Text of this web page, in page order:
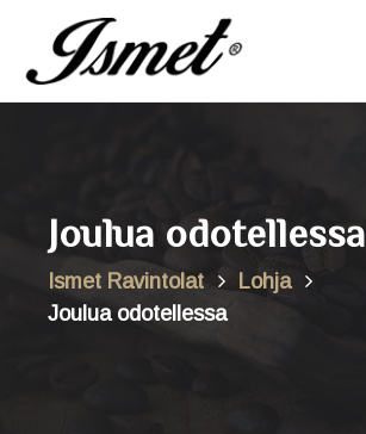
Joulua odotellessa
Ismet Ravintolat
Lohja
Joulua odotellessa